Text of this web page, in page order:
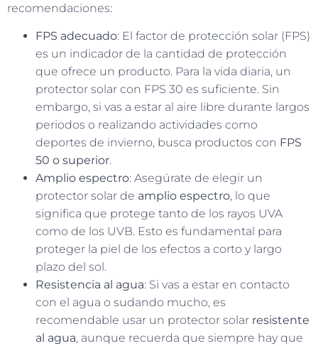
recomendaciones:
FPS adecuado: El factor de protección solar (FPS)
es un indicador de la cantidad de protección
que ofrece un producto. Para la vida diaria, un
protector solar con FPS 30 es suficiente. Sin
embargo, si vas a estar al aire libre durante largos
periodos o realizando actividades como
deportes de invierno, busca productos con FPS
50 o superior.
Amplio espectro: Asegúrate de elegir un
protector solar de amplio espectro, lo que
significa que protege tanto de los rayos UVA
como de los UVB. Esto es fundamental para
proteger la piel de los efectos a corto y largo
plazo del sol.
Resistencia al agua: Si vas a estar en contacto
con el agua o sudando mucho, es
recomendable usar un protector solar resistente
al agua, aunque recuerda que siempre hay que